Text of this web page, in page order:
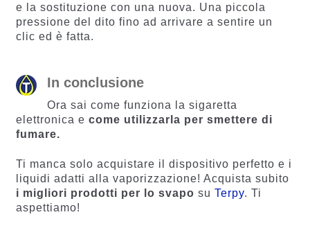
e la sostituzione con una nuova. Una piccola
pressione del dito fino ad arrivare a sentire un
clic ed è fatta.
In conclusione
Ora sai come funziona la sigaretta
elettronica e come utilizzarla per smettere di
fumare.
Ti manca solo acquistare il dispositivo perfetto e i
liquidi adatti alla vaporizzazione! Acquista subito
i migliori prodotti per lo svapo su Terpy. Ti
aspettiamo!